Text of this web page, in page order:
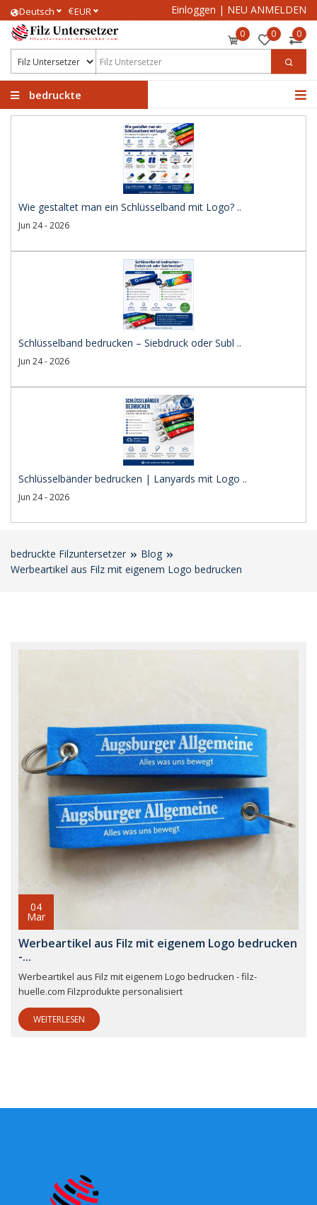
Deutsch €EUR Einloggen | NEU ANMELDEN
0 0 0
bedruckte
Wie gestaltet man ein Schlüsselband mit Logo? ..
Jun 24 - 2026
Schlüsselband bedrucken – Siebdruck oder Subl ..
Jun 24 - 2026
Schlüsselbänder bedrucken | Lanyards mit Logo ..
Jun 24 - 2026
bedruckte Filzuntersetzer
Blog
Werbeartikel aus Filz mit eigenem Logo bedrucken
04
Mar
Werbeartikel aus Filz mit eigenem Logo bedrucken
-...
Werbeartikel aus Filz mit eigenem Logo bedrucken - filz-
huelle.com Filzprodukte personalisiert
WEITERLESEN